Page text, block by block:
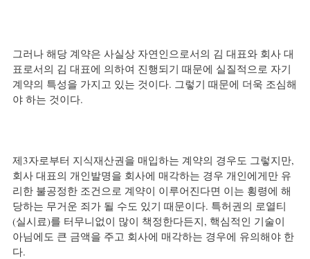
그러나 해당 계약은 사실상 자연인으로서의 김 대표와 회사 대
표로서의 김 대표에 의하여 진행되기 때문에 실질적으로 자기
계약의 특성을 가지고 있는 것이다. 그렇기 때문에 더욱 조심해
야 하는 것이다.
제3자로부터 지식재산권을 매입하는 계약의 경우도 그렇지만,
회사 대표의 개인발명을 회사에 매각하는 경우 개인에게만 유
리한 불공정한 조건으로 계약이 이루어진다면 이는 횡령에 해
당하는 무거운 죄가 될 수도 있기 때문이다. 특허권의 로열티
(실시료)를 터무니없이 많이 책정한다든지, 핵심적인 기술이
아님에도 큰 금액을 주고 회사에 매각하는 경우에 유의해야 한
다.